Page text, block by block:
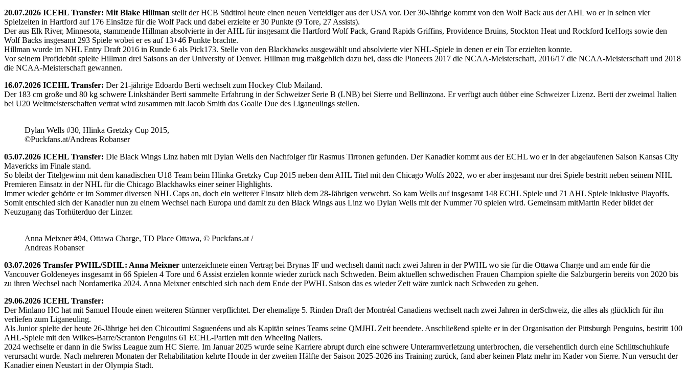
20.07.2026 ICEHL Transfer: Mit Blake Hillman stellt der HCB Südtirol heute einen neuen Verteidiger aus der USA vor. Der 30-Jährige kommt von den Wolf Back aus der AHL wo er In seinen vier
Spielzeiten in Hartford auf 176 Einsätze für die Wolf Pack und dabei erzielte er 30 Punkte (9 Tore, 27 Assists).
Der aus Elk River, Minnesota, stammende Hillman absolvierte in der AHL für insgesamt die Hartford Wolf Pack, Grand Rapids Griffins, Providence Bruins, Stockton Heat und Rockford IceHogs sowie den
Wolf Backs insgesamt 293 Spiele wobei er es auf 13+46 Punkte brachte.
Hillman wurde im NHL Entry Draft 2016 in Runde 6 als Pick173. Stelle von den Blackhawks ausgewählt und absolvierte vier NHL-Spiele in denen er ein Tor erzielten konnte.
Vor seinem Profidebüt spielte Hillman drei Saisons an der University of Denver. Hillman trug maßgeblich dazu bei, dass die Pioneers 2017 die NCAA-Meisterschaft, 2016/17 die NCAA-Meisterschaft und 2018
die NCAA-Meisterschaft gewannen.
16.07.2026 ICEHL Transfer: Der 21-jährige Edoardo Berti wechselt zum Hockey Club Mailand.
Der 183 cm große und 80 kg schwere Linkshänder Berti sammelte Erfahrung in der Schweizer Serie B (LNB) bei Sierre und Bellinzona. Er verfügt auch üüber eine Schweizer Lizenz. Berti der zweimal Italien
bei U20 Weltmeisterschaften vertrat wird zusammen mit Jacob Smith das Goalie Due des Liganeulings stellen.
Dylan Wells #30, Hlinka Gretzky Cup 2015,
©Puckfans.at/Andreas Robanser
05.07.2026 ICEHL Transfer: Die Black Wings Linz haben mit Dylan Wells den Nachfolger für Rasmus Tirronen gefunden. Der Kanadier kommt aus der ECHL wo er in der abgelaufenen Saison Kansas City
Mavericks im Finale stand.
So bleibt der Titelgewinn mit dem kanadischen U18 Team beim Hlinka Gretzky Cup 2015 neben dem AHL Titel mit den Chicago Wolfs 2022, wo er aber insgesamt nur drei Spiele bestritt neben seinem NHL
Premieren Einsatz in der NHL für die Chicago Blackhawks einer seiner Highlights.
Immer wieder gehörte er im Sommer diversen NHL Caps an, doch ein weiterer Einsatz blieb dem 28-Jährigen verwehrt. So kam Wells auf insgesamt 148 ECHL Spiele und 71 AHL Spiele inklusive Playoffs.
Somit entschied sich der Kanadier nun zu einem Wechsel nach Europa und damit zu den Black Wings aus Linz wo Dylan Wells mit der Nummer 70 spielen wird. Gemeinsam mitMartin Reder bildet der
Neuzugang das Torhüterduo der Linzer.
Anna Meixner #94, Ottawa Charge, TD Place Ottawa, © Puckfans.at /
Andreas Robanser
03.07.2026 Transfer PWHL/SDHL: Anna Meixner unterzeichnete einen Vertrag bei Brynas IF und wechselt damit nach zwei Jahren in der PWHL wo sie für die Ottawa Charge und am ende für die
Vancouver Goldeneyes insgesamt in 66 Spielen 4 Tore und 6 Assist erzielen konnte wieder zurück nach Schweden. Beim aktuellen schwedischen Frauen Champion spielte die Salzburgerin bereits von 2020 bis
zu ihren Wechsel nach Nordamerika 2024. Anna Meixner entschied sich nach dem Ende der PWHL Saison das es wieder Zeit wäre zurück nach Schweden zu gehen.
29.06.2026 ICEHL Transfer:
Der Minlano HC hat mit Samuel Houde einen weiteren Stürmer verpflichtet. Der ehemalige 5. Rinden Draft der Montréal Canadiens wechselt nach zwei Jahren in derSchweiz, die alles als glücklich für ihn
verliefen zum Liganeuling.
Als Junior spielte der heute 26-Jährige bei den Chicoutimi Saguenéens und als Kapitän seines Teams seine QMJHL Zeit beendete. Anschließend spielte er in der Organisation der Pittsburgh Penguins, bestritt 100
AHL-Spiele mit den Wilkes-Barre/Scranton Penguins 61 ECHL-Partien mit den Wheeling Nailers.
2024 wechselte er dann in die Swiss League zum HC Sierre. Im Januar 2025 wurde seine Karriere abrupt durch eine schwere Unterarmverletzung unterbrochen, die versehentlich durch eine Schlittschuhkufe
verursacht wurde. Nach mehreren Monaten der Rehabilitation kehrte Houde in der zweiten Hälfte der Saison 2025-2026 ins Training zurück, fand aber keinen Platz mehr im Kader von Sierre. Nun versucht der
Kanadier einen Neustart in der Olympia Stadt.